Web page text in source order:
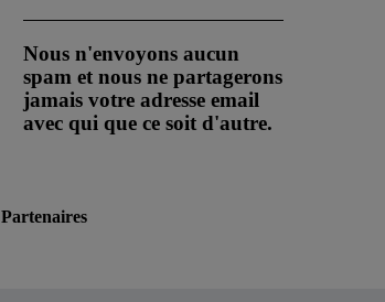
Nous n'envoyons aucun
spam et nous ne partagerons
jamais votre adresse email
avec qui que ce soit d'autre.
Partenaires